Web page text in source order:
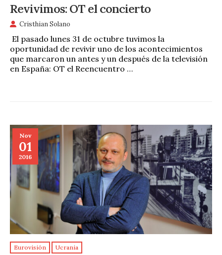
Revivimos: OT el concierto
Cristhian Solano
El pasado lunes 31 de octubre tuvimos la
oportunidad de revivir uno de los acontecimientos
que marcaron un antes y un después de la televisión
en España: OT el Reencuentro …
Nov
01
2016
Eurovisión Ucrania